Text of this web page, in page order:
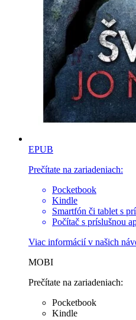
EPUB
Prečítate na zariadeniach:
Pocketbook
Kindle
Smartfón či tablet s
Počítač s príslušnou
Viac informácií v našich
MOBI
Prečítate na zariadeniach:
Pocketbook
Kindle